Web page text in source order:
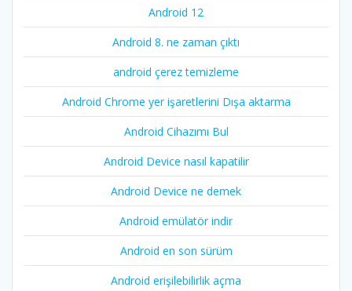
Android 12
Android 8. ne zaman çıktı
android çerez temizleme
Android Chrome yer işaretlerini Dışa aktarma
Android Cihazımı Bul
Android Device nasıl kapatilir
Android Device ne demek
Android emülatör indir
Android en son sürüm
Android erişilebilirlik açma